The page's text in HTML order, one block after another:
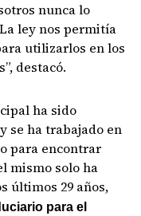
nunca lo
ley nos permitía
utilizarlos en los
destacó.
ha sido
se ha trabajado en
para encontrar
mismo solo ha
últimos 29 años,
para el